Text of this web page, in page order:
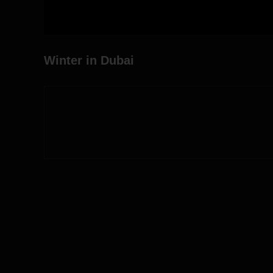
Winter in Dubai